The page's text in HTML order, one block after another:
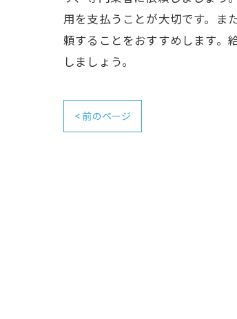
用を支払うことが大切です。ま
頼することをおすすめします。
しましょう。
< 前のページ